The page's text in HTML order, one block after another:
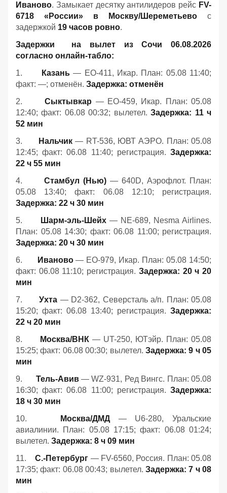
Иваново. Замыкает десятку антилидеров рейс FV-
6718 «России» в Москву/Шереметьево с
задержкой 19 часов ровно.
Задержки на вылет из Сочи 06.08.2026
согласно онлайн-табло:
1.
Казань — EO-411, Икар. План: 05.08 11:40;
факт: —; отменён. Задержка: отменён
2.Сыктывкар — EO-459, Икар. План: 05.08
12:40; факт: 06.08 00:32; вылетел.Задержка: 11 ч
52 мин
3.
Нальчик — RT-536, ЮВТ АЭРО. План: 05.08
12:45; факт: 06.08 11:40; регистрация. Задержка:
22 ч 55 мин
4. Стамбул (Нью)— 640D, Аэрофлот. План:
05.08 13:40; факт: 06.08 12:10; регистрация.
Задержка: 22 ч 30 мин
5.
Шарм-эль-Шейх — NE-689, Nesma Airlines.
План: 05.08 14:30; факт: 06.08 11:00; регистрация.
Задержка: 20 ч 30 мин
6.
Иваново— EO-979, Икар. План: 05.08 14:50;
факт: 06.08 11:10; регистрация. Задержка: 20 ч 20
мин
7. Ухта — D2-362, Северсталь а/п. План: 05.08
15:20; факт: 06.08 13:40; регистрация. Задержка:
22 ч 20 мин
8.
Москва/ВНК — UT-250, ЮТэйр. План: 05.08
15:25; факт: 06.08 00:30; вылетел. Задержка: 9 ч 05
мин
9. Тель-Авив— WZ-931, Ред Вингс. План: 05.08
16:30; факт: 06.08 11:00; регистрация. Задержка:
18 ч 30 мин
10.
Москва/ДМД— U6-280, Уральские
авиалинии. План: 05.08 17:15; факт: 06.08 01:24;
вылетел. Задержка: 8 ч 09 мин
11.С.-Петербург — FV-6560, Россия. План: 05.08
17:35; факт: 06.08 00:43; вылетел. Задержка: 7 ч 08
мин